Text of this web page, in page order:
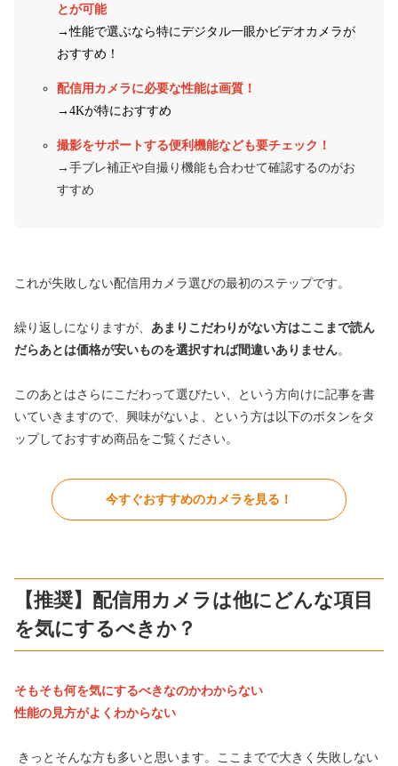
とが可能
→性能で選ぶなら特にデジタル一眼かビデオカメラが
おすすめ！
配信用カメラに必要な性能は画質！
→4Kが特におすすめ
撮影をサポートする便利機能なども要チェック！
→手ブレ補正や自撮り機能も合わせて確認するのがお
すすめ
これが失敗しない配信用カメラ選びの最初のステップです。
繰り返しになりますが、 あまりこだわりがない方はここまで読ん
だらあとは価格が安いものを選択すれば間違いありません。
このあとはさらにこだわって選びたい、という方向けに記事を書
いていきますので、興味がないよ、という方は以下のボタンをタ
ップしておすすめ商品をご覧ください。
今すぐおすすめのカメラを見る！
【推奨】配信用カメラは他にどんな項目
を気にするべきか？
そもそも何を気にするべきなのかわからない
性能の見方がよくわからない
きっとそんな方も多いと思います。ここまでで大きく失敗しない